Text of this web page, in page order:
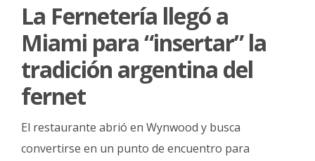
El
País
El
Mundo
La
Cultura
La Fernetería llegó a
Miami para “insertar” la
tradición argentina del
fernet
El restaurante abrió en Wynwood y busca
convertirse en un punto de encuentro para